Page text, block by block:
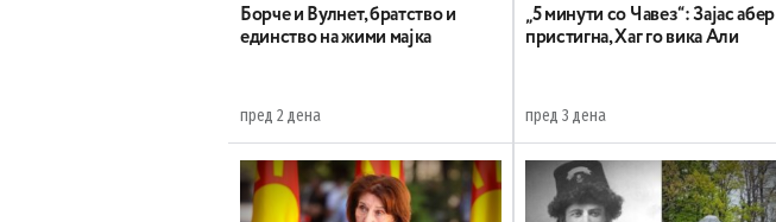
Борче и Вулнет, братство и
единство на жими мајка
пред 2 дена
„5 минути со Чавез“: Зајас абер
пристигна, Хаг го вика Али
пред 3 дена